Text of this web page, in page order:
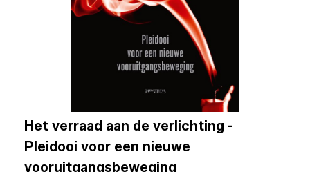
Het verraad aan de verlichting -
Pleidooi voor een nieuwe
vooruitgangsbeweging